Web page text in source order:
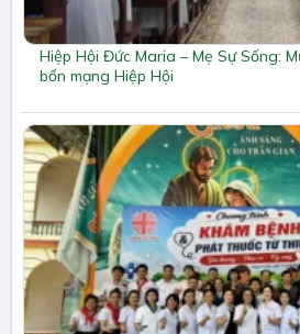
Hiệp Hội Đức Maria – Mẹ Sự Sống:
bổn mạng Hiệp Hội